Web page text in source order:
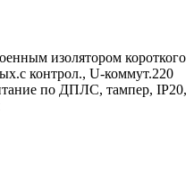
изолятором короткого
контрол., U-коммут.220
по ДПЛС, тампер, IP20,